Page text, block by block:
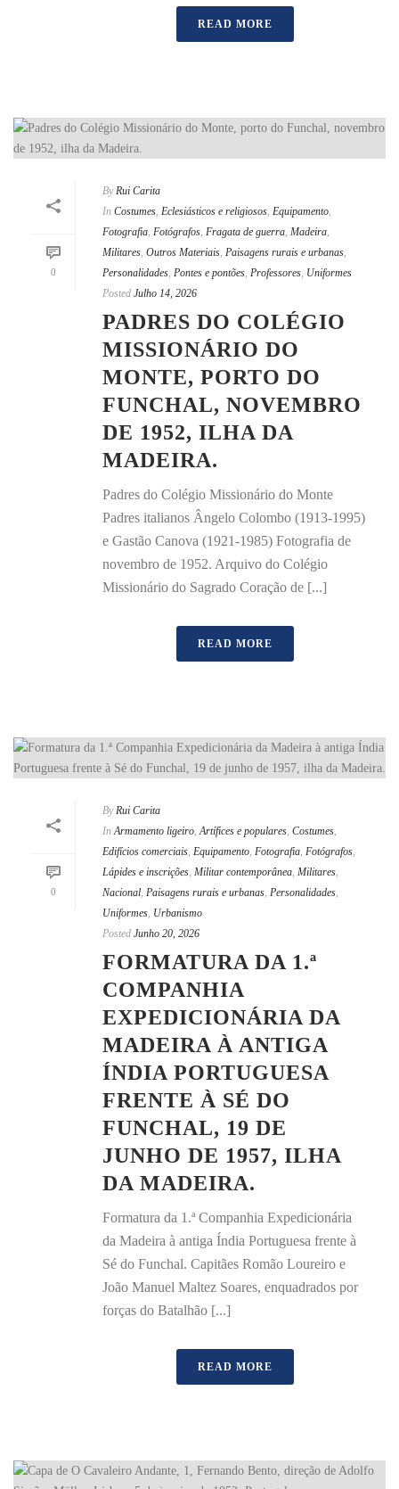
READ MORE
0
By Rui Carita
In Costumes, Eclesiásticos e religiosos, Equipamento,
Fotografia, Fotógrafos, Fragata de guerra, Madeira,
Militares, Outros Materiais, Paisagens rurais e urbanas,
Personalidades, Pontes e pontões, Professores, Uniformes
Posted Julho 14, 2026
PADRES DO COLÉGIO
MISSIONÁRIO DO
MONTE, PORTO DO
FUNCHAL, NOVEMBRO
DE 1952, ILHA DA
MADEIRA.
Padres do Colégio Missionário do Monte
Padres italianos Ângelo Colombo (1913-1995)
e Gastão Canova (1921-1985) Fotografia de
novembro de 1952. Arquivo do Colégio
Missionário do Sagrado Coração de [...]
READ MORE
0
By Rui Carita
In Armamento ligeiro,Artífices e populares, Costumes,
Edifícios comerciais, Equipamento, Fotografia, Fotógrafos,
Lápides e inscrições, Militar contemporânea, Militares,
Nacional, Paisagens rurais e urbanas, Personalidades,
Uniformes, Urbanismo
Posted Junho 20, 2026
FORMATURA DA 1.ª
COMPANHIA
EXPEDICIONÁRIA DA
MADEIRA À ANTIGA
ÍNDIA PORTUGUESA
FRENTE À SÉ DO
FUNCHAL, 19 DE
JUNHO DE 1957, ILHA
DA MADEIRA.
Formatura da 1.ª Companhia Expedicionária
da Madeira à antiga Índia Portuguesa frente à
Sé do Funchal. Capitães Romão Loureiro e
João Manuel Maltez Soares, enquadrados por
forças do Batalhão [...]
READ MORE